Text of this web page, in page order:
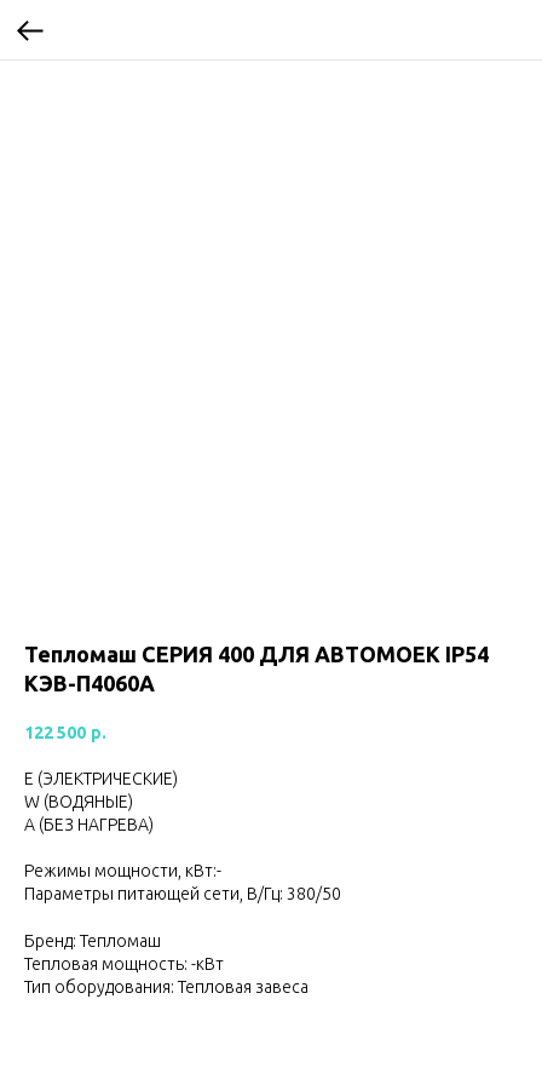
Тепломаш CЕРИЯ 400 ДЛЯ АВТОМОЕК IP54
КЭВ-П4060А
122 500 р.
Е (ЭЛЕКТРИЧЕСКИЕ)
W (ВОДЯНЫЕ)
А (БЕЗ НАГРЕВА)
Режимы мощности, кВт:-
Параметры питающей сети, В/Гц: 380/50
Бренд: Тепломаш
Тепловая мощность: -кВт
Тип оборудования: Тепловая завеса